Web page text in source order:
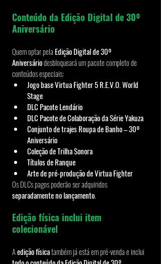
Conteúdo da Edição Digital de 30º
Aniversário
Quem optar pela Edição Digital de 30º
Aniversário desbloqueará um pacote completo de
conteúdos especiais:
Jogo base Virtua Fighter 5 R.E.V.O. World
Stage
DLC Pacote Lendário
DLC Pacote de Colaboração da Série Yakuza
Conjunto de trajes Roupa de Banho – 30º
Aniversário
Coleção de Trilha Sonora
Títulos de Ranque
Arte de pré-produção de Virtua Fighter
Os DLCs pagos poderão ser adquiridos
separadamente no lançamento.
Edição física inclui item
colecionável
A edição física também já está em pré-venda e inclui